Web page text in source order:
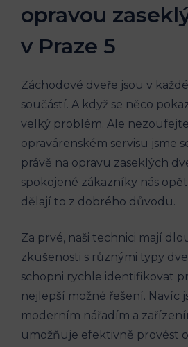
opravou
v Praze 5
Záchodové dveře jsou v
součástí. A když se něco
velký problém. Ale
opravárenském servisu jsme
právě na opravu zaseklých
spokojené zákazníky nás
dělají to z dobrého důvodu.
Za prvé, naši technici mají
zkušenosti s různými typy
schopni rychle identifikovat
nejlepší možné řešení. Navíc
moderním nářadím a
umožňuje efektivně provést